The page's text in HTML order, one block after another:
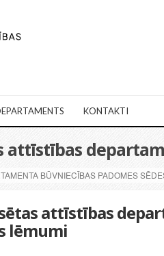
KONTAKTI
attīstības
BŪVNIECĪBAS PADOMES
attīstības
lēmumi